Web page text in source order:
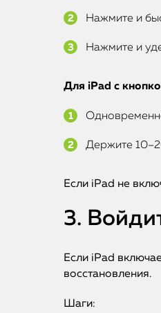
Нажмите и
Нажмите и
Для iPad с
Держите
Если iPad не
3.
Если iPad
восстановления.
Шаги: